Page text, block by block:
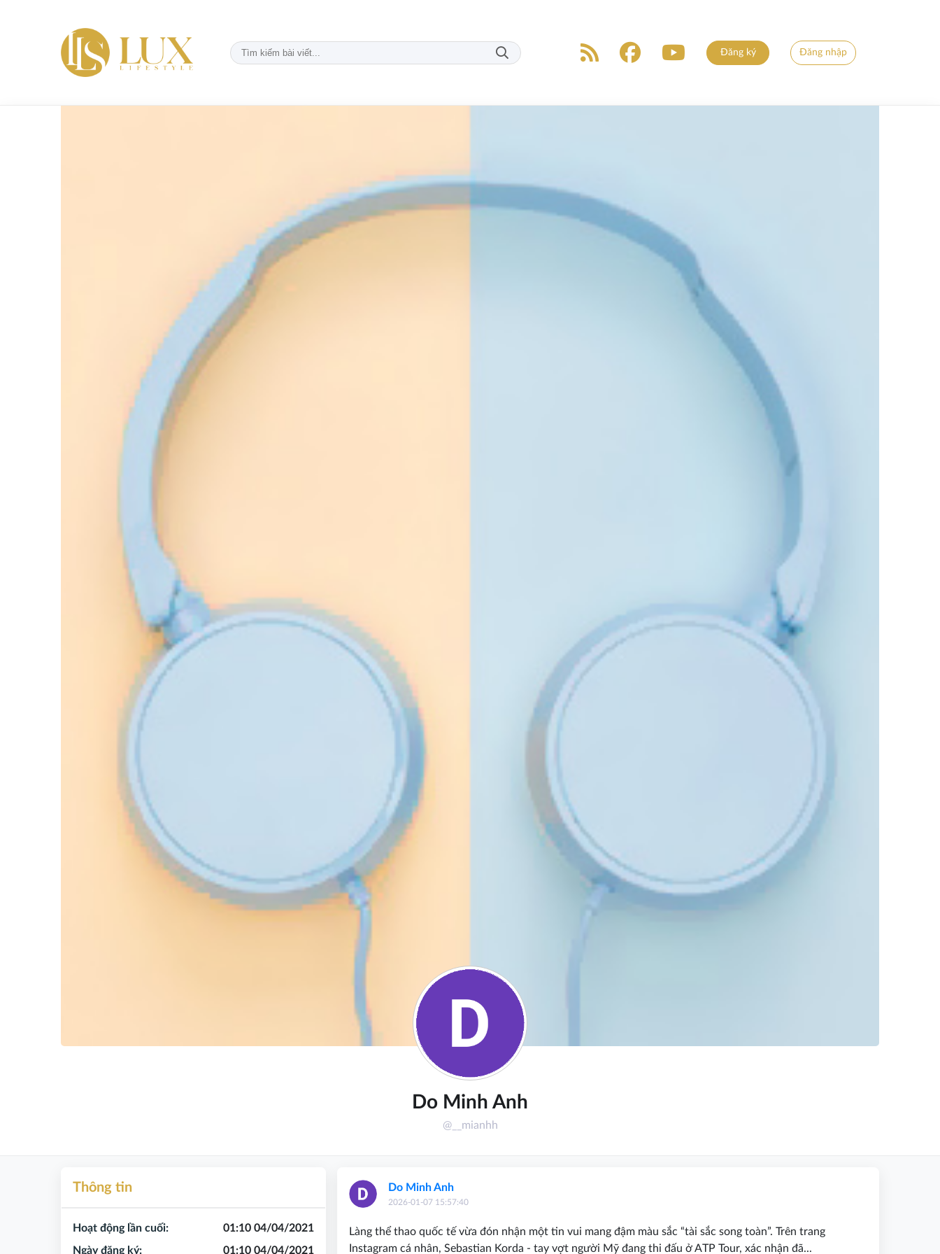
Đăng ký Đăng nhập
Do Minh Anh
@__mianhh
Do Minh Anh
2026-01-07 15:57:40
Làng thể thao quốc tế vừa đón nhận một tin vui mang đậm màu sắc “tài sắc song toàn”. Trên trang
Instagram cá nhân, Sebastian Korda - tay vợt người Mỹ đang thi đấu ở ATP Tour, xác nhận đã...
Thông tin
Hoạt động lần cuối:
01:10 04/04/2021
Ngày đăng ký:
01:10 04/04/2021